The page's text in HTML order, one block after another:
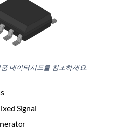
데이터시트를 참조하세요.
Signal